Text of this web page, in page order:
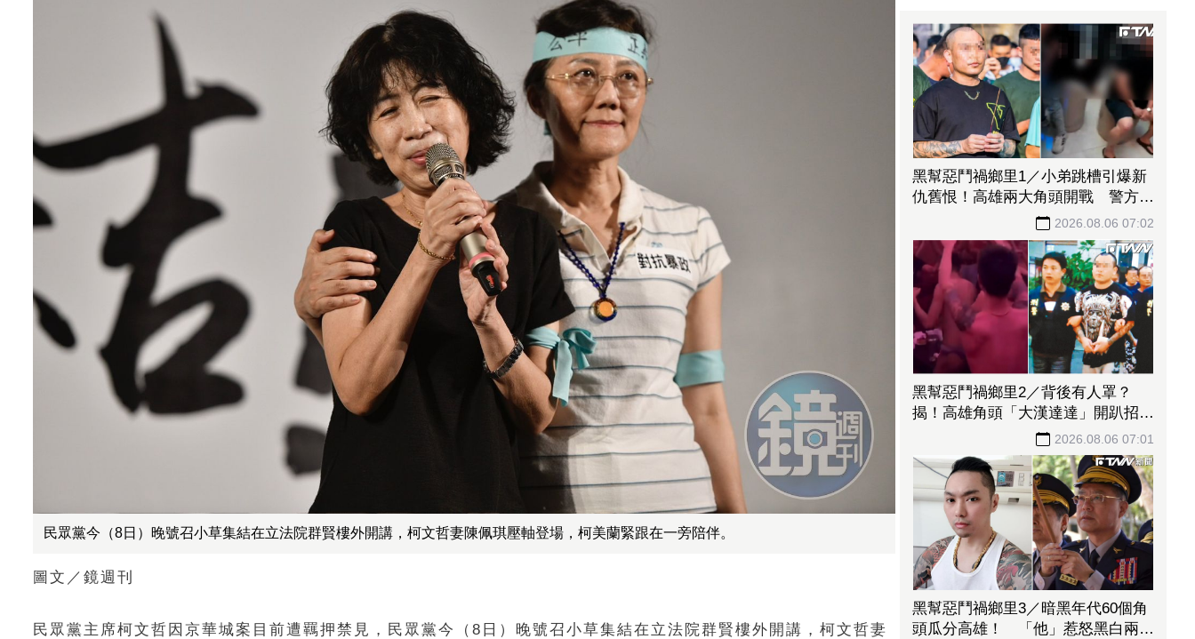
民眾黨今（8日）晚號召小草集結在立法院群賢樓外開講，柯文哲妻陳佩琪壓軸登場，柯美蘭緊跟在一旁陪伴。
圖文／鏡週刊
民眾黨主席柯文哲因京華城案目前遭羈押禁見，民眾黨今（8日）晚號召小草集結在立法院群賢樓外開講，柯文哲妻
黑幫惡鬥禍鄉里1／小弟跳槽引爆新
仇舊恨！高雄兩大角頭開戰 警方全
2026.08.06 07:02
黑幫惡鬥禍鄉里2／背後有人罩？
揭！高雄角頭「大漢達達」開趴招攬
2026.08.06 07:01
黑幫惡鬥禍鄉里3／暗黑年代60個角
頭瓜分高雄！ 「他」惹怒黑白兩